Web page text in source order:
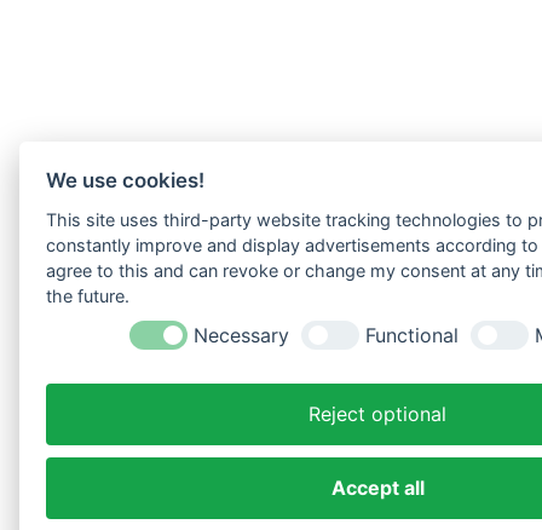
We use cookies!
This site uses third-party website tracking technologies to
constantly improve and display advertisements according
agree to this and can revoke or change my consent at any
the future.
Necessary Functional
Reject optional
Accept all